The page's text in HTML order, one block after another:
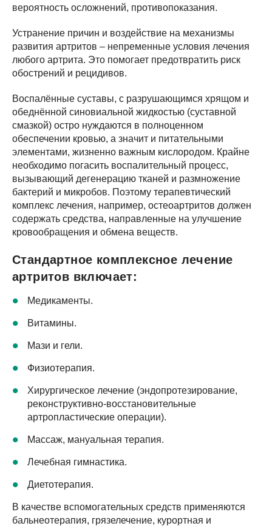
вероятность осложнений, противопоказания.
Устранение причин и воздействие на механизмы
развития артритов – непременные условия лечения
любого артрита. Это помогает предотвратить риск
обострений и рецидивов.
Воспалённые суставы, с разрушающимся хрящом и
обеднённой синовиальной жидкостью (суставной
смазкой) остро нуждаются в полноценном
обеспечении кровью, а значит и питательными
элементами, жизненно важным кислородом. Крайне
необходимо погасить воспалительный процесс,
вызывающий дегенерацию тканей и размножение
бактерий и микробов. Поэтому терапевтический
комплекс лечения, например, остеоартритов должен
содержать средства, направленные на улучшение
кровообращения и обмена веществ.
Стандартное комплексное лечение
артритов включает:
Медикаменты.
Витамины.
Мази и гели.
Физиотерапия.
Хирургическое лечение (эндопротезирование,
реконструктивно-восстановительные
артропластические операции).
Массаж, мануальная терапия.
Лечебная гимнастика.
Диетотерапия.
В качестве вспомогательных средств применяются
бальнеотерапия, грязелечение, курортная и